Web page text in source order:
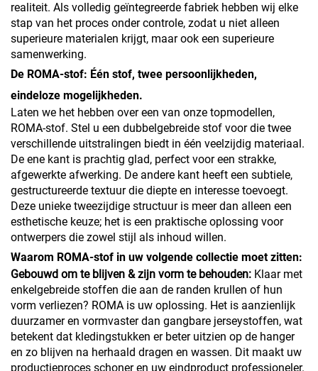
realiteit. Als volledig geïntegreerde fabriek hebben wij elke
stap van het proces onder controle, zodat u niet alleen
superieure materialen krijgt, maar ook een superieure
samenwerking.
De ROMA-stof: Één stof, twee persoonlijkheden,
eindeloze mogelijkheden.
Laten we het hebben over een van onze topmodellen,
ROMA-stof. Stel u een dubbelgebreide stof voor die twee
verschillende uitstralingen biedt in één veelzijdig materiaal.
De ene kant is prachtig glad, perfect voor een strakke,
afgewerkte afwerking. De andere kant heeft een subtiele,
gestructureerde textuur die diepte en interesse toevoegt.
Deze unieke tweezijdige structuur is meer dan alleen een
esthetische keuze; het is een praktische oplossing voor
ontwerpers die zowel stijl als inhoud willen.
Waarom ROMA-stof in uw volgende collectie moet zitten:
Gebouwd om te blijven & zijn vorm te behouden: Klaar met
enkelgebreide stoffen die aan de randen krullen of hun
vorm verliezen? ROMA is uw oplossing. Het is aanzienlijk
duurzamer en vormvaster dan gangbare jerseystoffen, wat
betekent dat kledingstukken er beter uitzien op de hanger
en zo blijven na herhaald dragen en wassen. Dit maakt uw
productieproces schoner en uw eindproduct professioneler.